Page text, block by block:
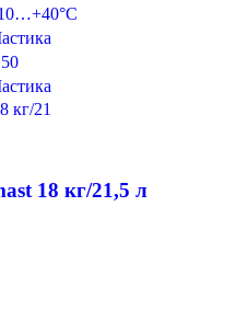
18 кг/21,5 л